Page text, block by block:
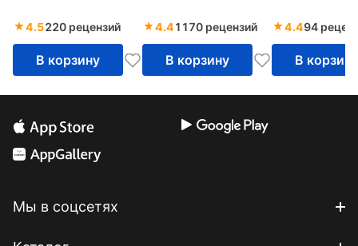
4.5220 рецензий
В корзину
4.41170 рецензий
В корзину
4.494
В корзину
Мы в соцсетях